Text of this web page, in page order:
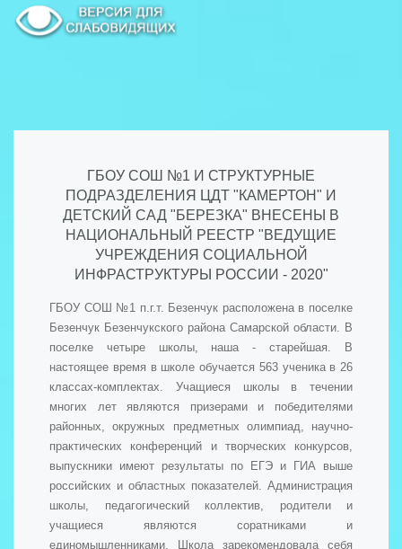
ГБОУ СОШ №1 И СТРУКТУРНЫЕ
ПОДРАЗДЕЛЕНИЯ ЦДТ "КАМЕРТОН" И
ДЕТСКИЙ САД "БЕРЕЗКА" ВНЕСЕНЫ В
НАЦИОНАЛЬНЫЙ РЕЕСТР "ВЕДУЩИЕ
УЧРЕЖДЕНИЯ СОЦИАЛЬНОЙ
ИНФРАСТРУКТУРЫ РОССИИ - 2020"
ГБОУ СОШ №1 п.г.т. Безенчук расположена в поселке
Безенчук Безенчукского района Самарской области. В
поселке четыре школы, наша - старейшая. В
настоящее время в школе обучается 563 ученика в 26
классах-комплектах. Учащиеся школы в течении
многих лет являются призерами и победителями
районных, окружных предметных олимпиад, научно-
практических конференций и творческих конкурсов,
выпускники имеют результаты по ЕГЭ и ГИА выше
российских и областных показателей. Администрация
школы, педагогический коллектив, родители и
учащиеся являются соратниками и
единомышленниками. Школа зарекомендовала себя